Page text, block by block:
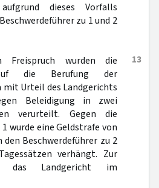
dieses Vorfalls
zu 1 und 2
13
Freispruch wurden die
auf die Berufung der
Urteil des Landgerichts
Beleidigung in zwei
verurteilt. Gegen die
wurde eine Geldstrafe von
den Beschwerdeführer zu 2
verhängt. Zur
das Landgericht im